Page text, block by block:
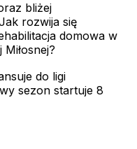
bliżej
rozwija się
domowa w
Miłosnej?
do ligi
sezon startuje 8